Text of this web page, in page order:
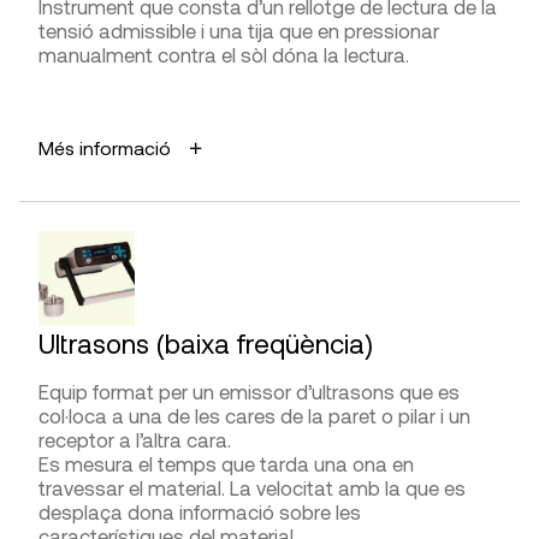
FABRICANTS
DRC (Geohammer), Ectha, Eurosit,PCE Instruments
Ibérica,PCE Instruments,Screening Eagle
LIMITACIONS I FIABILITAT
DIFICULTAT D’UTILITZACIÓ
Presa de mesures
Interpretació de la lectura
FABRICANTS
Screening Eagle
DISTRIBUÏDORS
Daga,G.I.S. Ibérica,Screening Eagle
Instrument que consta d’un rellotge de lectura de la
tensió admissible i una tija que en pressionar
manualment contra el sòl dóna la lectura.
Mesurar la tensió admissible del terreny.
prospecció del sòl.
AVANTATGES
Relativa rapidesa i economia d’execució.
LIMITACIONS I FIABILITAT
La profunditat del terreny obliga a l’ús d’una tija
més o menys llarga.
Permet d’anar fins a profunditats de 3 m.
DIFICULTAT D’UTILITZACIÓ
Més informació
Ultrasons (baixa freqüència)
Equip format per un emissor d’ultrasons que es
col·loca a una de les cares de la paret o pilar i un
receptor a l’altra cara.
Es mesura el temps que tarda una ona en
travessar el material. La velocitat amb la que es
desplaça dona informació sobre les